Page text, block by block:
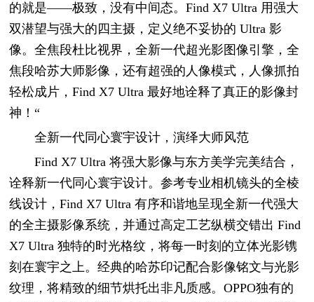
的就是——极致，没有中间态。Find X7 Ultra 用强大
双潜望与强大的四主摄，定义绝不妥协的 Ultra 影
像。全焦段杜比视界，全新一代超光影图像引擎，全
焦段哈苏大师影像，还有超强的人像模式，人像抓拍
轻松成片，Find X7 Ultra 最好地诠释了真正的影像封
神！“
全新一代同心寰宇设计，演绎大师风范
Find X7 Ultra 将强大影像与东方美学完美结合，
诠释新一代同心寰宇设计。参考专业相机镜头的全棱
线设计，Find X7 Ultra 有序和谐地呈现全新一代强大
的全主摄影像系统，并通过高定工艺纵横交错出 Find
X7 Ultra 独特的时光格纹，将每一时刻的立体光影镌
刻在寰宇之上。经典的哈苏印记配合影像铭文与光影
纹理，将精致的细节烘托出非凡质感。OPPO独有的